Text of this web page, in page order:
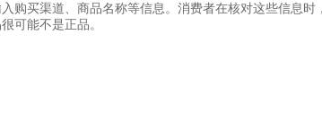
购买渠道、商品名称等信息。消费者在核对这些信息
可能不是正品。